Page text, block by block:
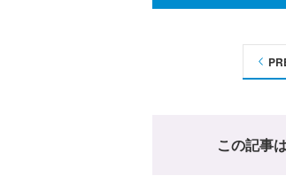
この記事